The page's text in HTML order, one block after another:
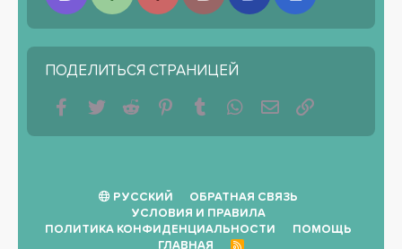
ПОДЕЛИТЬСЯ СТРАНИЦЕЙ
Facebook
Twitter Reddit PinterestTumblr WhatsAppЭлектронная почта
РУССКИЙ
ОБРАТНАЯ СВЯЗЬ
УСЛОВИЯ И ПРАВИЛА
ПОЛИТИКА КОНФИДЕНЦИАЛЬНОСТИ
ПОМОЩЬ
ГЛАВНАЯ
R